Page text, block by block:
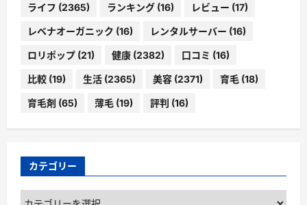
ライフ (2365) ランキング (16) レビュー (17)
レベナオーガニック (16) レンタルサーバー (16)
ロリポップ (21) 健康 (2382) 口コミ (16)
比較 (19) 生活 (2365) 美容 (2371) 育毛 (18)
育毛剤 (65) 薄毛 (19) 評判 (16)
カテゴリー
カ